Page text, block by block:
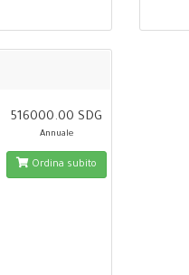
516000.00 SDG
Annuale
Ordina subito